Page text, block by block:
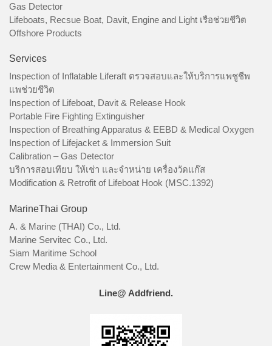
Gas Detector
Lifeboats, Recsue Boat, Davit, Engine and Light เรือช่วยชีวิต
Offshore Products
Services
Inspection of Inflatable Liferaft ตรวจสอบและให้บริการแพชูชีพ
แพช่วยชีวิต
Inspection of Lifeboat, Davit & Release Hook
Portable Fire Fighting Extinguisher
Inspection of Breathing Apparatus & EEBD & Medical Oxygen
Inspection of Lifejacket & Immersion Suit
Calibration – Gas Detector
บริการสอบเทียบ ให้เช่า และจำหน่าย เครื่องวัดแก๊ส
Modification & Retrofit of Lifeboat Hook (MSC.1392)
MarineThai Group
A. & Marine (THAI) Co., Ltd.
Marine Servitec Co., Ltd.
Siam Maritime School
Crew Media & Entertainment Co., Ltd.
Line@ Addfriend.